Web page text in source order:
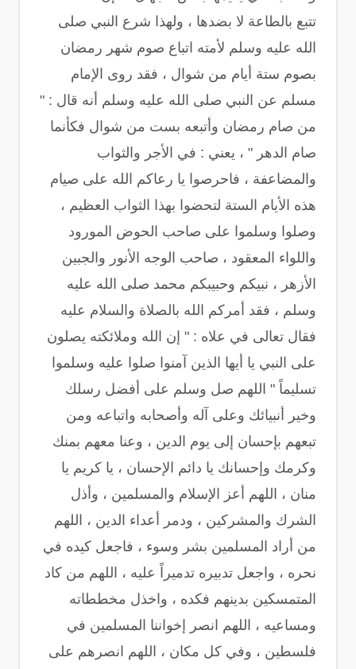
تتبع بالطاعة لا بضدها ، ولهذا شرع النبي صلى
الله عليه وسلم لأمته اتباع صوم شهر رمضان
بصوم ستة أيام من شوال ، فقد روى الإمام
مسلم عن النبي صلى الله عليه وسلم أنه قال : "
من صام رمضان وأتبعه بست من شوال فكأنما
صام الدهر " ، يعني : في الأجر والثواب
والمضاعفة ، فاحرصوا يا رعاكم الله على صيام
هذه الأيام الستة لتحضوا بهذا الثواب العظيم ،
وصلوا وسلموا على صاحب الحوض المورود
واللواء المعقود ، صاحب الوجه الأنور والجبين
الأزهر ، نبيكم وحبيبكم محمد صلى الله عليه
وسلم ، فقد أمركم الله بالصلاة والسلام عليه
فقال تعالى في علاه : " إن الله وملائكته يصلون
على النبي يا أيها الذين آمنوا صلوا عليه وسلموا
تسليماً " اللهم صل وسلم على أفضل رسلك
وخير أنبيائك وعلى آله وأصحابه واتباعه ومن
تبعهم بإحسان إلى يوم الدين ، وعنا معهم بمنك
وكرمك وإحسانك يا دائم الإحسان ، يا كريم يا
منان ، اللهم أعز الإسلام والمسلمين ، وأذل
الشرك والمشركين ، ودمر أعداء الدين ، اللهم
من أراد المسلمين بشر وسوء ، فاجعل كيده في
نحره ، واجعل تدبيره تدميراً عليه ، اللهم من كاد
المتمسكين بدينهم فكده ، واخذل مخططاته
ومساعيه ، اللهم انصر إخواننا المسلمين في
فلسطين ، وفي كل مكان ، اللهم انصرهم على